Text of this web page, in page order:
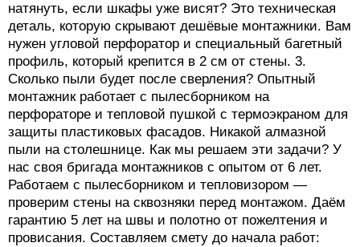
натянуть, если шкафы уже висят? Это техническая
деталь, которую скрывают дешёвые монтажники. Вам
нужен угловой перфоратор и специальный багетный
профиль, который крепится в 2 см от стены. 3.
Сколько пыли будет после сверления? Опытный
монтажник работает с пылесборником на
перфораторе и тепловой пушкой с термоэкраном для
защиты пластиковых фасадов. Никакой алмазной
пыли на столешнице. Как мы решаем эти задачи? У
нас своя бригада монтажников с опытом от 6 лет.
Работаем с пылесборником и тепловизором —
проверим стены на сквозняки перед монтажом. Даём
гарантию 5 лет на швы и полотно от пожелтения и
провисания. Составляем смету до начала работ: